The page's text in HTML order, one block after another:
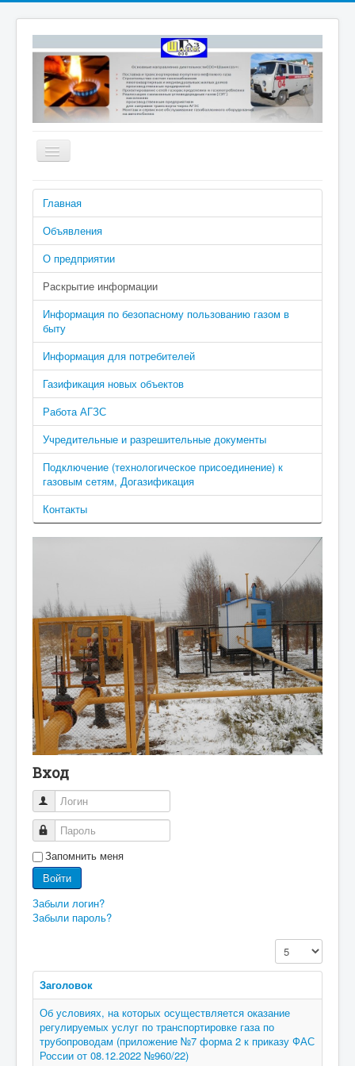
Включить/
Номера телефонов аварийно-
диспетчерской службы: 04 (040 с
Главная
Объявления
О предприятии
Раскрытие информации
Информация по безопасному пользованию газом в
быту
Информация для потребителей
Газификация новых объектов
Работа АГЗС
Учредительные и разрешительные документы
Подключение (технологическое присоединение) к
газовым сетям, Догазификация
Контакты
Вход
Логин
Пароль
Запомнить меня
Войти
Забыли логин?
Забыли пароль?
Кол-во строк:
Заголовок
Об условиях, на которых осуществляется оказание
регулируемых услуг по транспортировке газа по
трубопроводам (приложение №7 форма 2 к приказу ФАС
России от 08.12.2022 №960/22)